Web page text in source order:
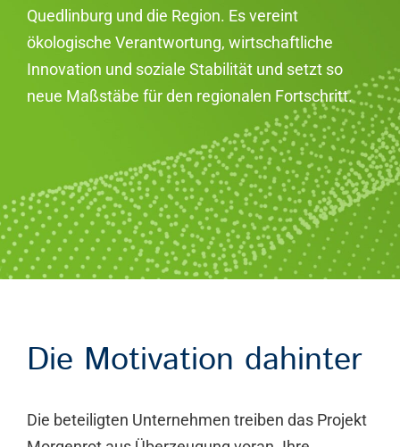
Quedlinburg und die Region. Es vereint
ökologische Verantwortung, wirtschaftliche
Innovation und soziale Stabilität und setzt so
neue Maßstäbe für den regionalen Fortschritt.
Die Motivation dahinter
Die beteiligten Unternehmen treiben das Projekt